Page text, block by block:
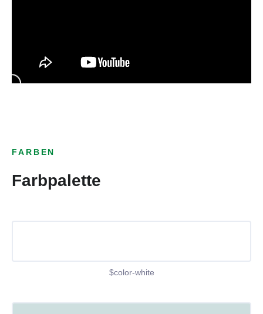
FARBEN
Farbpalette
$color-white